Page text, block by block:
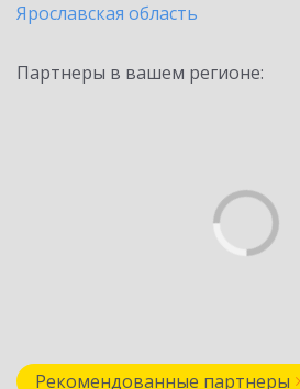
Ярославская область
Партнеры в вашем регионе:
Рекомендованные партнеры